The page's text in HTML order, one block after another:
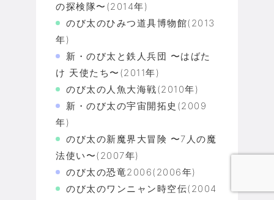
の探検隊〜(2014年)
のび太のひみつ道具博物館(2013
年)
新・のび太と鉄人兵団 〜はばた
け 天使たち〜(2011年)
のび太の人魚大海戦(2010年)
新・のび太の宇宙開拓史(2009
年)
のび太の新魔界大冒険 〜7人の魔
法使い〜(2007年)
のび太の恐竜2006(2006年)
のび太のワンニャン時空伝(2004